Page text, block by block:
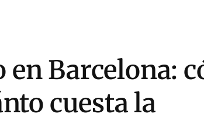
Barcelona:
cuesta la